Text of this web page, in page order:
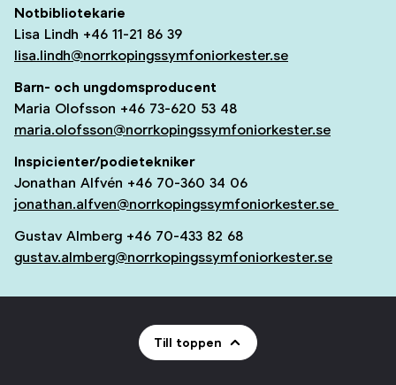
Notbibliotekarie
Lisa Lindh +46 11-21 86 39
lisa.lindh@norrkopingssymfoniorkester.se
Barn- och ungdomsproducent
Maria Olofsson +46 73-620 53 48
maria.olofsson@norrkopingssymfoniorkester.se
Inspicienter/podietekniker
Jonathan Alfvén +46 70-360 34 06
jonathan.alfven@norrkopingssymfoniorkester.se
Gustav Almberg +46 70-433 82 68
gustav.almberg@norrkopingssymfoniorkester.se
Till toppen